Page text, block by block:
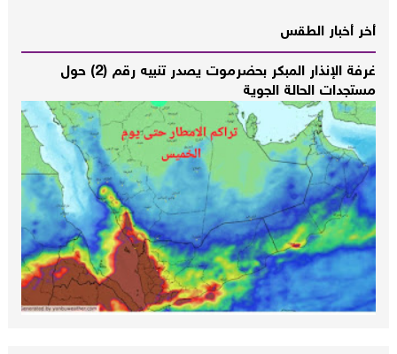
أخر أخبار الطقس
غرفة الإنذار المبكر بحضرموت يصدر تنبيه رقم (2) حول
مستجدات الحالة الجوية